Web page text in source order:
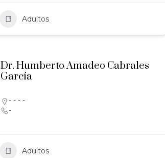
Adultos
Dr. Humberto Amadeo Cabrales
García
- - - -
-
Adultos